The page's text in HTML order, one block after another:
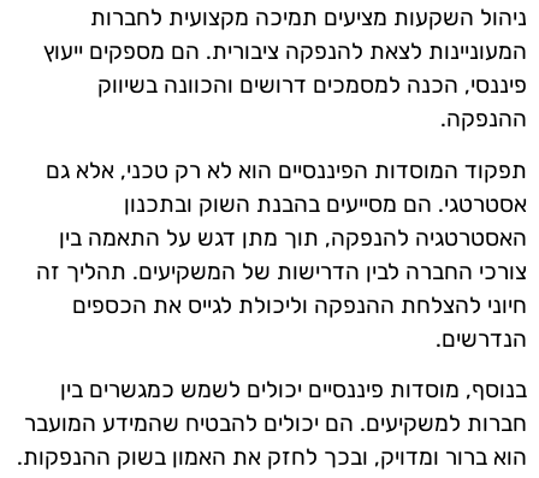
ניהול השקעות מציעים תמיכה מקצועית לחברות
המעוניינות לצאת להנפקה ציבורית. הם מספקים ייעוץ
פיננסי, הכנה למסמכים דרושים והכוונה בשיווק
ההנפקה.
תפקוד המוסדות הפיננסיים הוא לא רק טכני, אלא גם
אסטרטגי. הם מסייעים בהבנת השוק ובתכנון
האסטרטגיה להנפקה, תוך מתן דגש על התאמה בין
צורכי החברה לבין הדרישות של המשקיעים. תהליך זה
חיוני להצלחת ההנפקה וליכולת לגייס את הכספים
הנדרשים.
בנוסף, מוסדות פיננסיים יכולים לשמש כמגשרים בין
חברות למשקיעים. הם יכולים להבטיח שהמידע המועבר
הוא ברור ומדויק, ובכך לחזק את האמון בשוק ההנפקות.